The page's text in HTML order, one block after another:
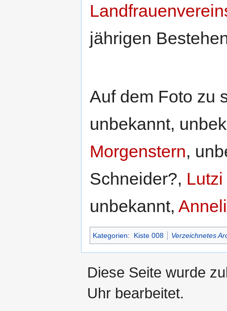
jährigen
Auf dem Foto zu
unbekannt,
Morgenstern,
Schneider?,
unbekannt,
Kategorien: Kiste 008 Verzeichnetes
Diese Seite wurde
Uhr bearbeitet.